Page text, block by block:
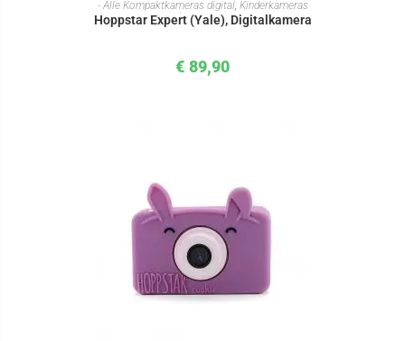
- Alle Kompaktkameras digital, Kinderkameras
Hoppstar Expert (Yale), Digitalkamera
€ 89,90